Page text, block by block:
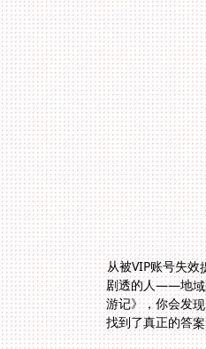
从被VIP账号失
剧透的人——地域
游记》，你会发
找到了真正的答